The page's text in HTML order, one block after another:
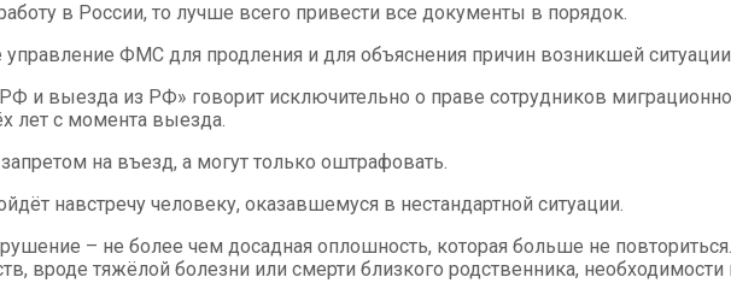
в России, то лучше всего привести все документы в порядок.
управление ФМС для продления и для объяснения причин возникшей
и выезда из РФ» говорит исключительно о праве сотрудников
лет с момента выезда.
на въезд, а могут только оштрафовать.
навстречу человеку, оказавшемуся в нестандартной ситуации.
– не более чем досадная оплошность, которая больше не
вроде тяжёлой болезни или смерти близкого родственника,